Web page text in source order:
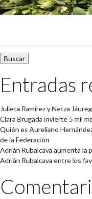
Entradas
Julieta Ramírez y Netza
Clara Brugada invierte 5 mil
Quién es Aureliano
de la Federación
Adrián Rubalcava aumenta
Adrián Rubalcava entre los